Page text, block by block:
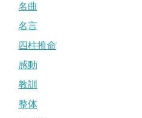
名曲
名言
四柱推命
感動
教訓
整体